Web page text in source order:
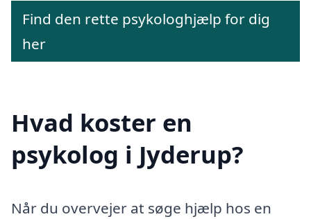
Find den rette psykologhjælp for dig
her
Hvad koster en
psykolog i Jyderup?
Når du overvejer at søge hjælp hos en